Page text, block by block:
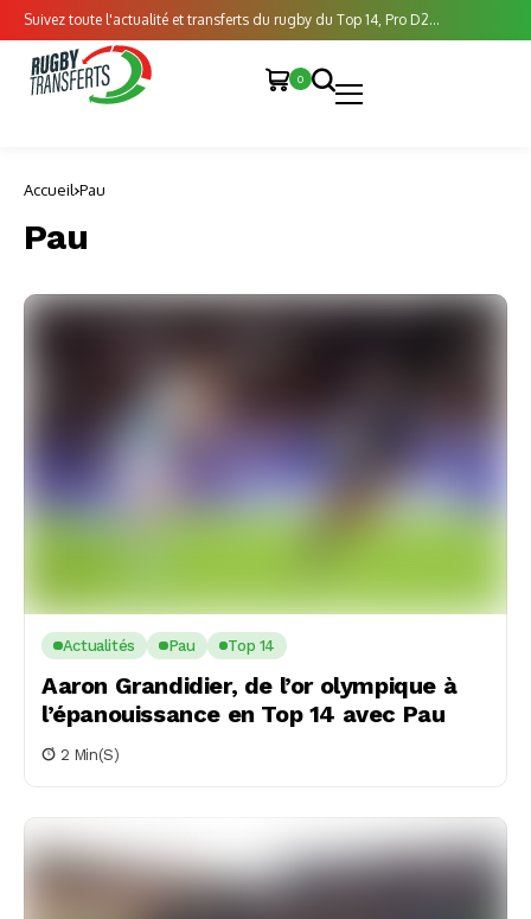
Suivez toute l'actualité et transferts du rugby du Top 14, Pro D2...
0
Accueil Pau
Pau
Actualités Pau Top 14
Aaron Grandidier, de l’or olympique à
l’épanouissance en Top 14 avec Pau
2 Min(s)